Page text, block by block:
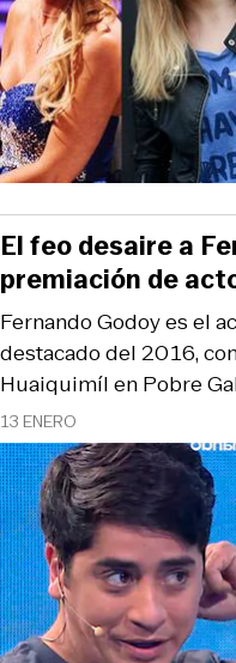
13 ENERO
Fernando Godoy es el
destacado del 2016,
Huaiquimíl en Pobre
El feo desaire a
premiación de